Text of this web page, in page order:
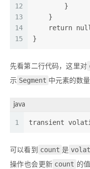
12
13
14
15
        }
    }
return
}
先看第二行代码，这里对
示 Segment 中元素的数
java
1 transient
可以看到 count 是
操作也会更新 count 的